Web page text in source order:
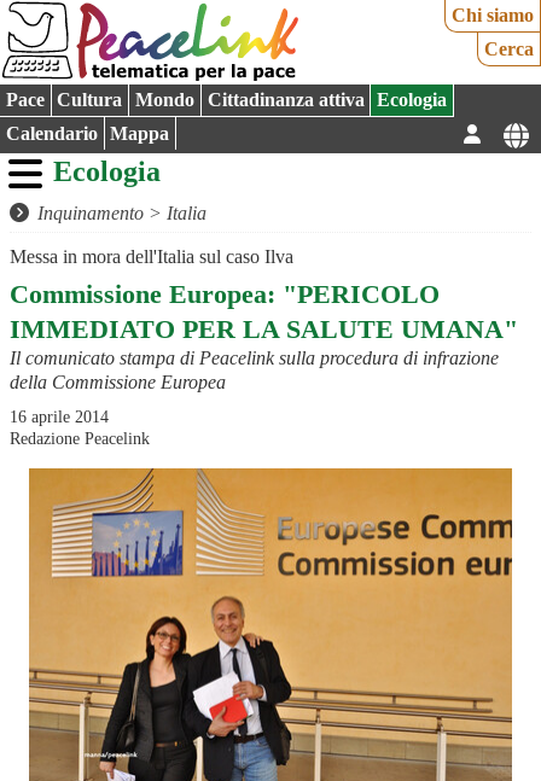
Chi siamo
Cerca
Pace Cultura Mondo Cittadinanza attiva
Ecologia
Calendario
Mappa
Ecologia
Inquinamento > Italia
Messa in mora dell'Italia sul caso Ilva
Commissione Europea: "PERICOLO
IMMEDIATO PER LA SALUTE UMANA"
Il comunicato stampa di Peacelink sulla procedura di infrazione
della Commissione Europea
16 aprile 2014
Redazione Peacelink